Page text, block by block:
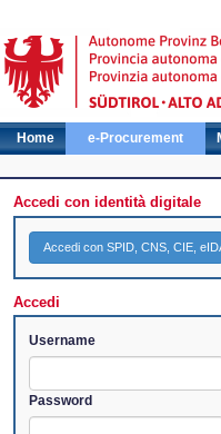
Home e-Procurement
Accedi con identità digitale
Accedi con SPID, CNS, CIE,
Accedi
Username
Password